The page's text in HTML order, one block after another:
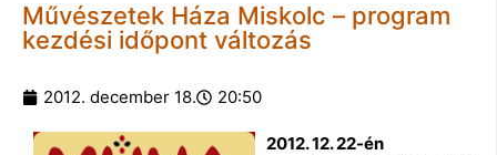
Művészetek Háza Miskolc – program
kezdési időpont változás
2012. december 18. 20:50
2012. 12. 22-én